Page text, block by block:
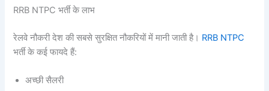
RRB NTPC भर्ती के लाभ
रेलवे नौकरी देश की सबसे सुरक्षित नौकरियों में मानी जाती है। RRB NTPC
भर्ती के कई फायदे हैं:
अच्छी सैलरी